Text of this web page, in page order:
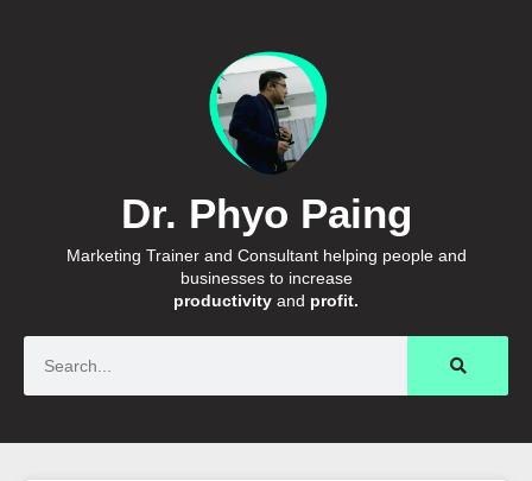
Dr. Phyo Paing
Marketing Trainer and Consultant helping people and
businesses to increase
productivity and profit.